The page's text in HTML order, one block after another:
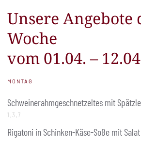
Unsere Angebote
Woche
vom 01.04. –
MONTAG
Schweinerahmgeschnetzeltes mit Spätzle
1,3,7
Rigatoni in Schinken-Käse-Soße mit Salat